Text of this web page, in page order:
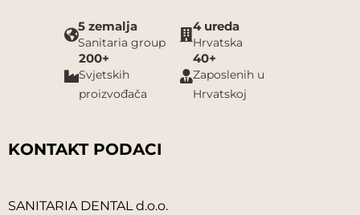
5 zemalja
Sanitaria group
4 ureda
Hrvatska
200+
Svjetskih
proizvođača
40+
Zaposlenih u
Hrvatskoj
KONTAKT PODACI
SANITARIA DENTAL d.o.o.